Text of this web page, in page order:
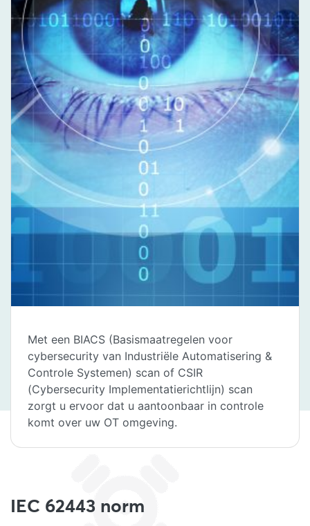
Met een BIACS (Basismaatregelen voor
cybersecurity van Industriële Automatisering &
Controle Systemen) scan of CSIR
(Cybersecurity Implementatierichtlijn) scan
zorgt u ervoor dat u aantoonbaar in controle
komt over uw OT omgeving.
IEC 62443 norm